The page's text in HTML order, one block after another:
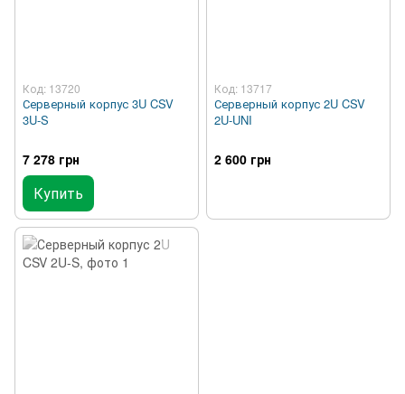
Код: 13720
Серверный корпус 3U CSV
3U-S
7 278 грн
Купить
Код: 13717
Серверный корпус 2U CSV
2U-UNI
2 600 грн